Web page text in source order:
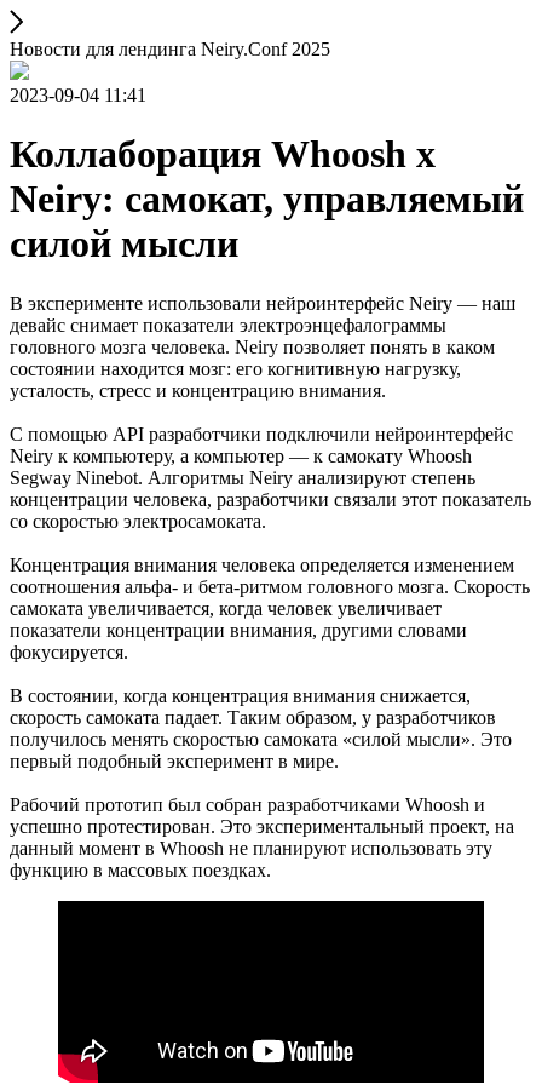
Новости для лендинга Neiry.Conf 2025
2023-09-04 11:41
Коллаборация Whoosh x
Neiry: самокат, управляемый
силой мысли
В эксперименте использовали нейроинтерфейс Neiry — наш
девайс снимает показатели электроэнцефалограммы
головного мозга человека. Neiry позволяет понять в каком
состоянии находится мозг: его когнитивную нагрузку,
усталость, стресс и концентрацию внимания.
С помощью API разработчики подключили нейроинтерфейс
Neiry к компьютеру, а компьютер — к самокату Whoosh
Segway Ninebot. Алгоритмы Neiry анализируют степень
концентрации человека, разработчики связали этот показатель
со скоростью электроcамоката.
Концентрация внимания человека определяется изменением
соотношения альфа- и бета-ритмом головного мозга. Скорость
самоката увеличивается, когда человек увеличивает
показатели концентрации внимания, другими словами
фокусируется.
В состоянии, когда концентрация внимания снижается,
скорость самоката падает. Таким образом, у разработчиков
получилось менять скоростью самоката «силой мысли». Это
первый подобный эксперимент в мире.
Рабочий прототип был собран разработчиками Whoosh и
успешно протестирован. Это экспериментальный проект, на
данный момент в Whoosh не планируют использовать эту
функцию в массовых поездках.